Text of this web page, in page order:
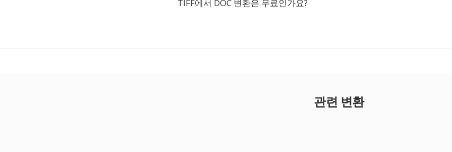
TIFF에서 DOC 변환은 무료인가요?
관련 변환